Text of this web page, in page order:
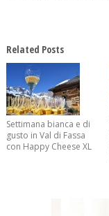
Related Posts
Settimana bianca e di
gusto in Val di Fassa
con Happy Cheese XL